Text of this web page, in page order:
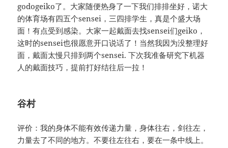
godogeiko了。大家随便热身了一下我们排排坐好，诺大
的体育场有四五个sensei，三四排学生，真是个盛大场
面！有点受到感染。大家一起戴面去找sensei们geiko，
这时的sensei也很愿意开口说话了！当然我因为没整理好
面，戴面太慢只排到两个sensei. 下次我准备研究下机器
人的戴面技巧，提前打好结往后一拉！
谷村
评价：我的身体不能有效传递力量，身体往右，剑往左，
力量去了不同的地方。不要往左往右，要在一条中线上。